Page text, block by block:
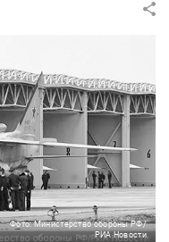
Фото: Министерство обороны РФ/
РИА Новости